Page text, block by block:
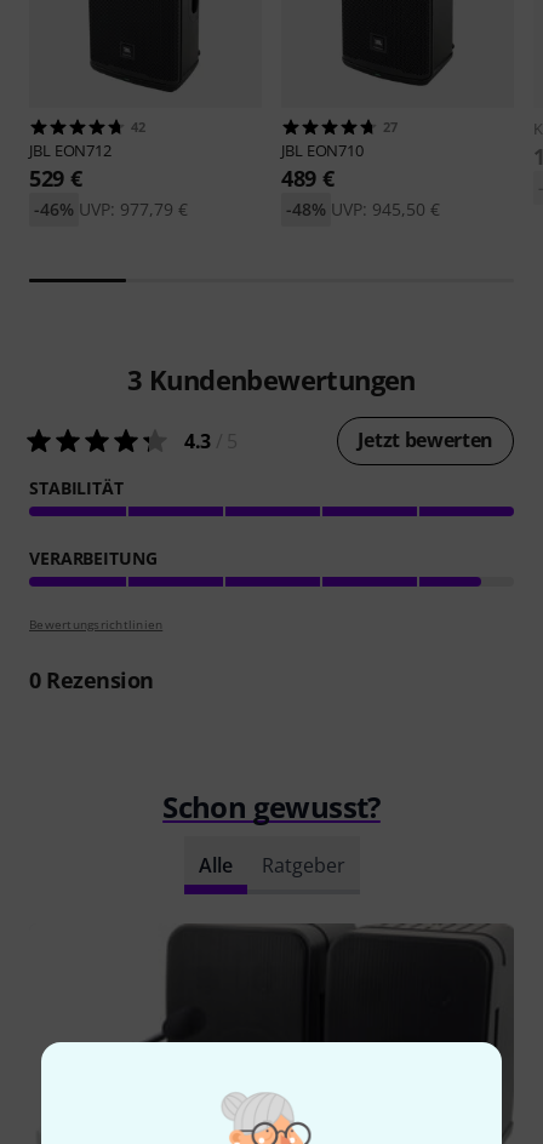
42
JBL EON712
529 €
UVP: 977,79 €
-46%
27
JBL EON710
489 €
UVP: 945,50 €
-48%
3 Kundenbewertungen
4.3 Jetzt bewerten
STABILITÄT
VERARBEITUNG
Bewertungsrichtlinien
0Rezension
Schon gewusst?
Alle Ratgeber